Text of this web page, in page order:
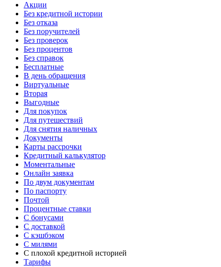
Акции
Без кредитной истории
Без отказа
Без поручителей
Без проверок
Без процентов
Без справок
Бесплатные
В день обращения
Виртуальные
Вторая
Выгодные
Для покупок
Для путешествий
Для снятия наличных
Документы
Карты рассрочки
Кредитный калькулятор
Моментальные
Онлайн заявка
По двум документам
По паспорту
Почтой
Процентные ставки
С бонусами
С доставкой
С кэшбэком
С милями
С плохой кредитной историей
Тарифы